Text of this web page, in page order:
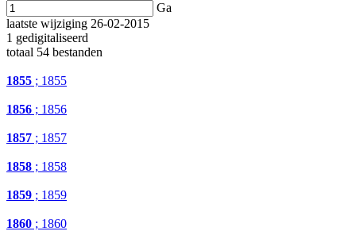
Ga
laatste wijziging 26-02-2015
1 gedigitaliseerd
totaal 54 bestanden
1855 ; 1855
1856 ; 1856
1857 ; 1857
1858 ; 1858
1859 ; 1859
1860 ; 1860